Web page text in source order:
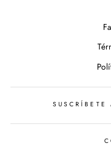
SUSCRÍBETE